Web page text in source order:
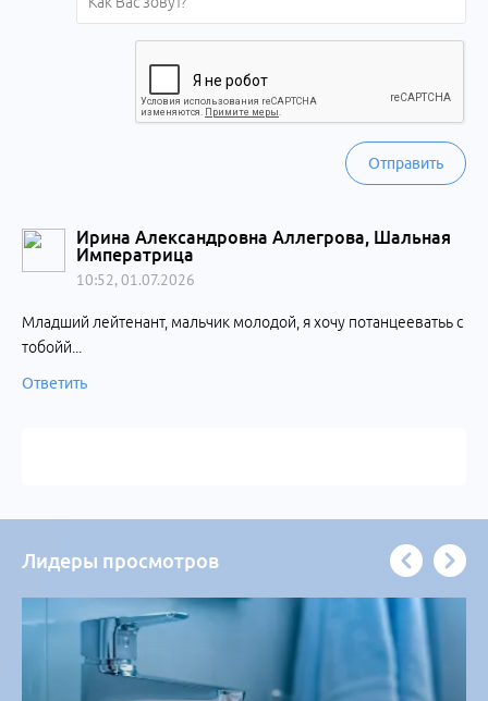
Отправить
Ирина Александровна Аллегрова, Шальная
Императрица
10:52, 01.07.2026
Младший лейтенант, мальчик молодой, я хочу потанцееватьь с
тобойй...
Ответить
Лидеры просмотров